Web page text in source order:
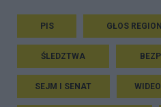
PIS GŁOS
ŚLEDZTWA
SEJM I SENAT